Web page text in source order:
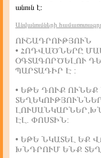
անուն է։
Անվանումների
ՈՒՇԱԴՐՈՒԹՅՈՒՆ
• ՀՈԴՎԱԾՆԵՐԸ
ՕԳՏԱԳՈՐԾԵԼՈՒ
ՊԱՐՏԱԴԻՐ Է :
• ԵԹԵ ԴՈՒՔ
ԷԼ. ՓՈՍՏԻՆ:
• ԵԹԵ ՆԿԱՏԵԼ ԵՔ
ԽՆԴՐՈՒՄ ԵՆՔ